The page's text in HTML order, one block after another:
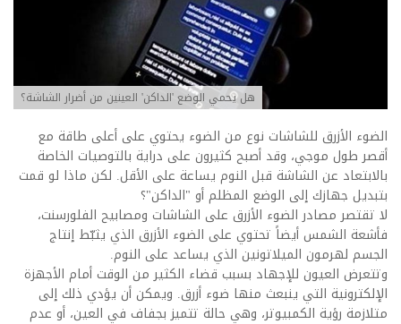
هل يحمي الوضع 'الداكن' العينين من أضرار الشاشة؟
الضوء الأزرق للشاشات نوع من الضوء يحتوي على أعلى طاقة مع
أقصر طول موجي، وقد أصبح كثيرون على دراية بالتوصيات الخاصة
بالابتعاد عن الشاشة قبل النوم يساعة على الأقل. لكن ماذا لو قمت
بتبديل جهازك إلى الوضع المظلم أو "الداكن"؟
لا تقتصر مصادر الضوء الأزرق على الشاشات ومصابيح الفلورسنت،
فأشعة الشمس أيضاً تحتوي على الضوء الأزرق الذي يثبّط إنتاج
الجسم لهرمون الميلاتونين الذي يساعد على النوم.
وتتعرض العيون للإجهاد بسبب قضاء الكثير من الوقت أمام الأجهزة
الإلكترونية التي ينبعث منها ضوء أزرق. ويمكن أن يؤدي ذلك إلى
متلازمة رؤية الكمبيوتر، وهي حالة تتميز بجفاف في العين، أو عدم